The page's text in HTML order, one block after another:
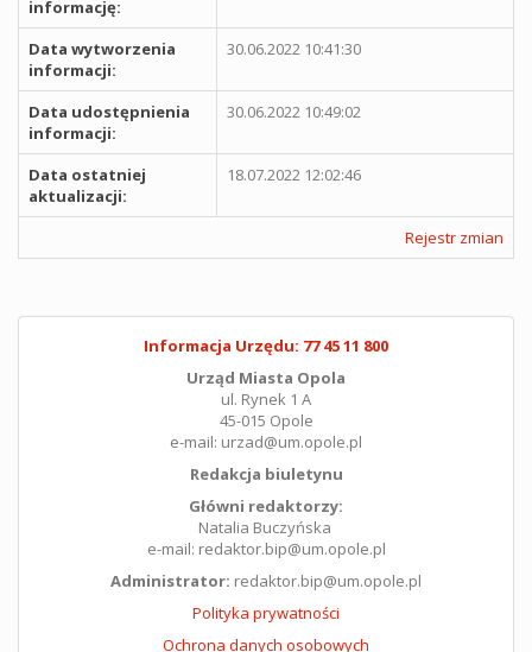
informację:
Data wytworzenia
informacji:
30.06.2022 10:41:30
Data udostępnienia
informacji:
30.06.2022 10:49:02
Data ostatniej
aktualizacji:
18.07.2022 12:02:46
Rejestr zmian
Informacja Urzędu: 77 45 11 800
Urząd Miasta Opola
ul. Rynek 1 A
45-015 Opole
e-mail: urzad@um.opole.pl
Redakcja biuletynu
Główni redaktorzy:
Natalia Buczyńska
e-mail: redaktor.bip@um.opole.pl
Administrator: redaktor.bip@um.opole.pl
Polityka prywatności
Ochrona danych osobowych